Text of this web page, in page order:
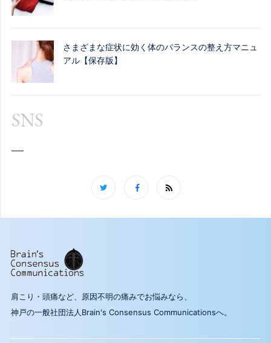
さまざまな症状に効く体のバランスの整え方マニュ
アル【保存版】
SNS
肩こり・頭痛など、原因不明の痛みでお悩みなら、
神戸の一般社団法人Brain's Consensus Communicationsへ。